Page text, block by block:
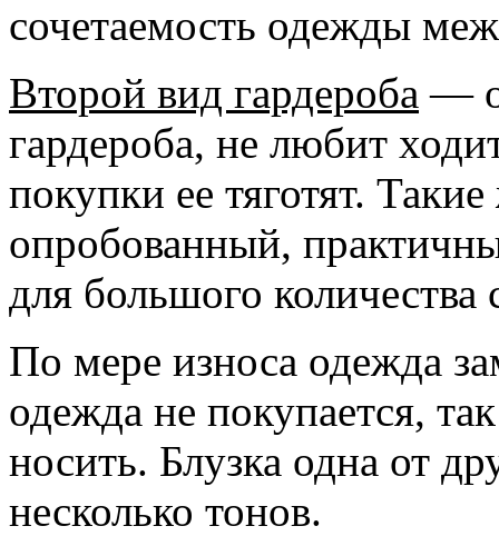
сочетаемость одежды
Второй вид гардероба —
гардероба, не любит
покупки ее тяготят.
опробованный,
для большого количества
По мере износа одежда
одежда не покупается,
носить. Блузка одна от
несколько тонов.